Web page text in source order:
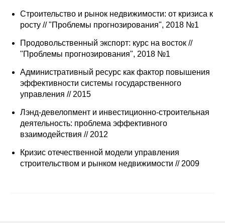
Издания
Проблемы прогнозирования
О журнале
Номера журналов
Редакционная этика
Общие требования
Строительство и рынок недвижимости: от кризиса к
росту // "Проблемы прогнозирования", 2018 №1
Продовольственный экспорт: курс на восток //
"Проблемы прогнозирования", 2018 №1
Административный ресурс как фактор повышения
эффективности системы государственного
управления // 2015
Лэнд-девелопмент и инвестиционно-строительная
деятельность: проблема эффективного
взаимодействия // 2012
Кризис отечественной модели управления
строительством и рынком недвижимости // 2009